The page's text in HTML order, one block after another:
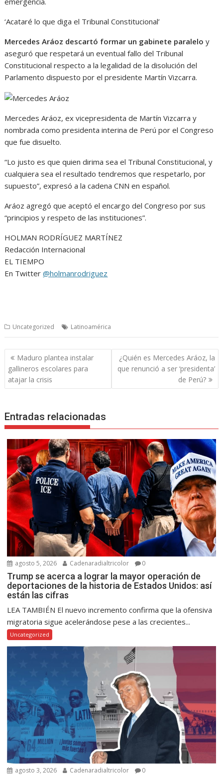
‘Acataré lo que diga el Tribunal Constitucional’
Mercedes Aráoz descartó formar un gabinete paralelo y
aseguró que respetará un eventual fallo del Tribunal
Constitucional respecto a la legalidad de la disolución del
Parlamento dispuesto por el presidente Martín Vizcarra.
Mercedes Aráoz, ex vicepresidenta de Martín Vizcarra y
nombrada como presidenta interina de Perú por el Congreso
que fue disuelto.
“Lo justo es que quien dirima sea el Tribunal Constitucional, y
cualquiera sea el resultado tendremos que respetarlo, por
supuesto”, expresó a la cadena CNN en español.
Aráoz agregó que aceptó el encargo del Congreso por sus
“principios y respeto de las instituciones”.
HOLMAN RODRÍGUEZ MARTÍNEZ
Redacción Internacional
EL TIEMPO
En Twitter@holmanrodriguez
Uncategorized Latinoamérica
Navegación
de
entradas
Maduro plantea instalar
gallineros escolares para
atajar la crisis
¿Quién es Mercedes Aráoz, la
que renunció a ser ‘presidenta’
de Perú?
Entradas relacionadas
agosto 5, 2026 Cadenaradialtricolor 0
Trump se acerca a lograr la mayor operación de
deportaciones de la historia de Estados Unidos: así
están las cifras
LEA TAMBIÉN El nuevo incremento confirma que la ofensiva
migratoria sigue acelerándose pese a las crecientes...
Uncategorized
agosto 3, 2026 Cadenaradialtricolor 0